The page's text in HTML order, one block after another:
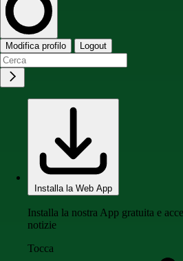
Modifica profilo Logout
Installa la Web App
Installa la nostra App gratuita e
notizie
Tocca